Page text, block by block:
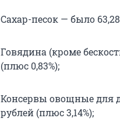
Сахар-песок — было
Говядина (кроме
(плюс 0,83%);
Консервы овощные для
рублей (плюс 3,14%);